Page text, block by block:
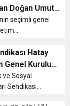
oda
Dr....
Doğan Umut,
Gelecek’”
seçimli genel
şiddet en
oldu.
gelecek”
Hatay
Genel Kurulu
ve Sosyal
Sendikası